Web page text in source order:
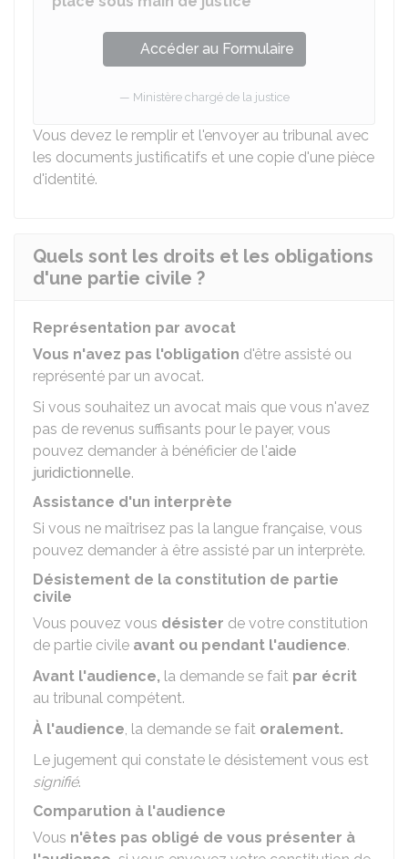
Accéder au Formulaire
Ministère chargé de la justice
Vous devez le remplir et l'envoyer au tribunal avec
les documents justificatifs et une copie d'une pièce
d'identité.
Quels sont les droits et les obligations
d'une partie civile ?
Représentation par avocat
Vous n'avez pas l'obligation d'être assisté ou
représenté par un avocat.
Si vous souhaitez un avocat mais que vous n'avez
pas de revenus suffisants pour le payer, vous
pouvez demander à bénéficier de l'aide
juridictionnelle.
Assistance d'un interprète
Si vous ne maîtrisez pas la langue française, vous
pouvez demander à être assisté par un interprète.
Désistement de la constitution de partie
civile
Vous pouvez vous désister de votre constitution
de partie civile avant ou pendant l'audience.
Avant l'audience, la demande se fait par écrit
au tribunal compétent.
À l'audience, la demande se fait oralement.
Le jugement qui constate le désistement vous est
signifié.
Comparution à l'audience
Vous n'êtes pas obligé de vous présenter à